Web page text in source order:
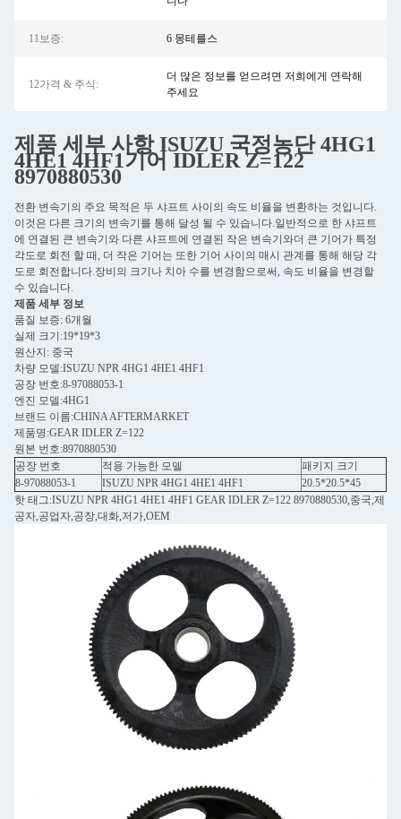
11보증: 6 몽테를스
12가격 & 주식:
더 많은 정보를 얻으려면 저희에게 연락해
주세요
제품 세부 사항 ISUZU 국정농단 4HG1
4HE1 4HF1기어 IDLER Z=122
8970880530
전환 변속기의 주요 목적은 두 샤프트 사이의 속도 비율을 변환하는 것입니다.
이것은 다른 크기의 변속기를 통해 달성 될 수 있습니다.일반적으로 한 샤프트
에 연결된 큰 변속기와 다른 샤프트에 연결된 작은 변속기와더 큰 기어가 특정
각도로 회전 할 때, 더 작은 기어는 또한 기어 사이의 매시 관계를 통해 해당 각
도로 회전합니다.장비의 크기나 치아 수를 변경함으로써, 속도 비율을 변경할
수 있습니다.
제품 세부 정보
품질 보증: 6개월
실제 크기:19*19*3
원산지: 중국
차량 모델:ISUZU NPR 4HG1 4HE1 4HF1
공장 번호:8-97088053-1
엔진 모델:4HG1
브랜드 이름:CHINA AFTERMARKET
제품명:GEAR IDLER Z=122
원본 번호:8970880530
공장 번호
적용 가능한 모델
패키지 크기
8-97088053-1
ISUZU NPR 4HG1 4HE1 4HF1
20.5*20.5*45
핫 태그:ISUZU NPR 4HG1 4HE1 4HF1 GEAR IDLER Z=122 8970880530,중국,제
공자,공업자,공장,대화,저가,OEM